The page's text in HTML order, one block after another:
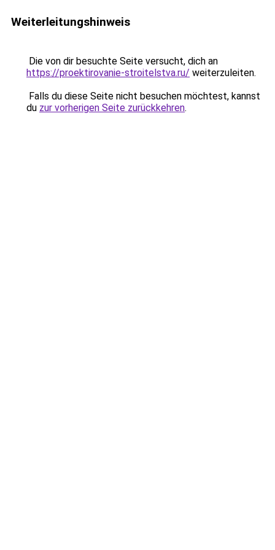
Weiterleitungshinweis
Die von dir besuchte Seite versucht, dich an
https://proektirovanie-stroitelstva.ru/ weiterzuleiten.
Falls du diese Seite nicht besuchen möchtest, kannst
du zur vorherigen Seite zurückkehren.